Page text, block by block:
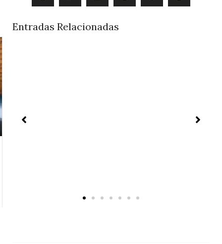
Entradas Relacionadas
haute qualité. Sa